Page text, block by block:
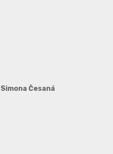
Simona Česaná